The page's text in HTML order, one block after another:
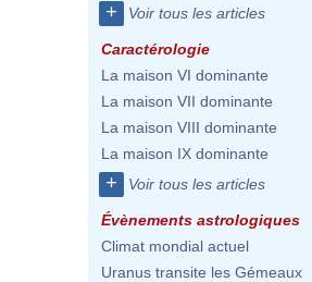
+ Voir tous les articles
Caractérologie
La maison VI dominante
La maison VII dominante
La maison VIII dominante
La maison IX dominante
+ Voir tous les articles
Évènements astrologiques
Climat mondial actuel
Uranus transite les Gémeaux